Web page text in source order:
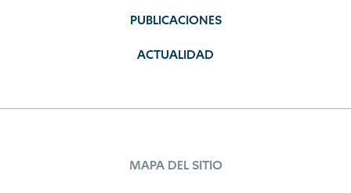
PUBLICACIONES
ACTUALIDAD
MAPA DEL SITIO